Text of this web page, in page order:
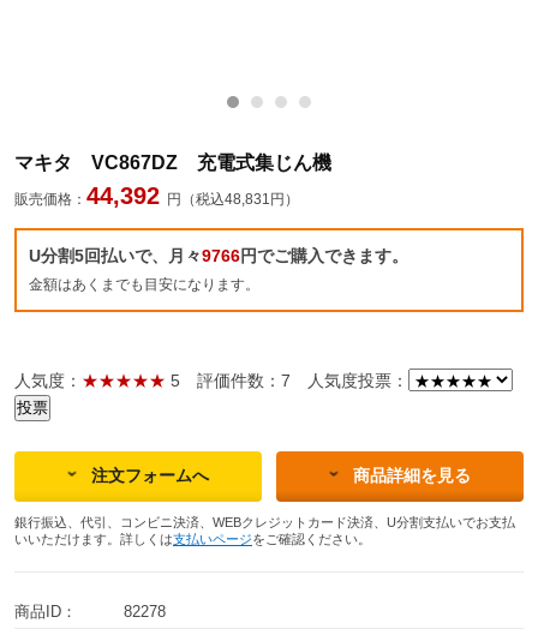
マキタ VC867DZ 充電式集じん機
販売価格： 44,392 円（税込48,831円）
U分割5回払いで、月々9766円でご購入できます。
金額はあくまでも目安になります。
人気度： ★★★★★ 5 評価件数：7 人気度投票：
注文フォームへ 商品詳細を見る
銀行振込、代引、コンビニ決済、WEBクレジットカード決済、U分割支払いでお支払
いいただけます。詳しくは支払いページをご確認ください。
商品ID：
82278